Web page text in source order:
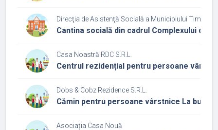
Direcţia de Asistenţă Socială a Municipiului
Cantina socială din cadrul Complexului de
Casa Noastră RDC S.R.L.
Centrul rezidențial pentru persoane
Dobs & Cobz Rezidence S.R.L.
Cămin pentru persoane vârstnice La bunici
Asociația Casa Nouă